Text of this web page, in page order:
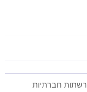
רשתות חברתיות